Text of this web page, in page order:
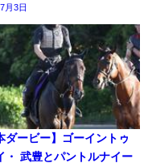
月3日
ダービー】ゴーイントゥ
・ 武豊とパントルナイー